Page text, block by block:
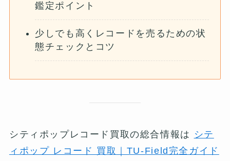
鑑定ポイント
少しでも高くレコードを売るための状
態チェックとコツ
シティポップレコード買取の総合情報は シテ
ィポップ レコード 買取｜TU-Field完全ガイド